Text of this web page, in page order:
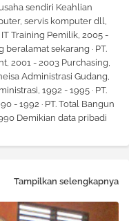
sendiri Keahlian
servis komputer dll,
Training Pemilik, 2005 -
sekarang · PT.
2001 - 2003 Purchasing,
Administrasi Gudang,
1992 - 1995 · PT.
- 1992 · PT. Total Bangun
Demikian data pribadi
Tampilkan selengkapnya